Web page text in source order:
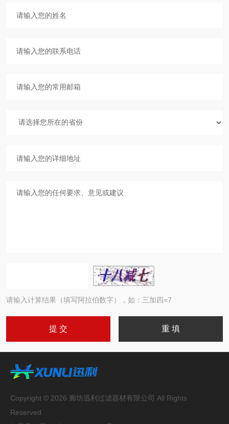
请输入计算结果（填写阿拉伯数字），如：三加四=7
Copyright © 2026 廊坊迅利过滤器材有限公司 All Rights
Reserved